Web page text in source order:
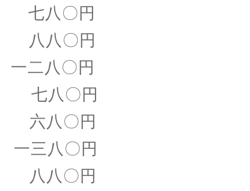
〇円
〇円
二八〇円
〇円
八〇円
〇円
八〇円